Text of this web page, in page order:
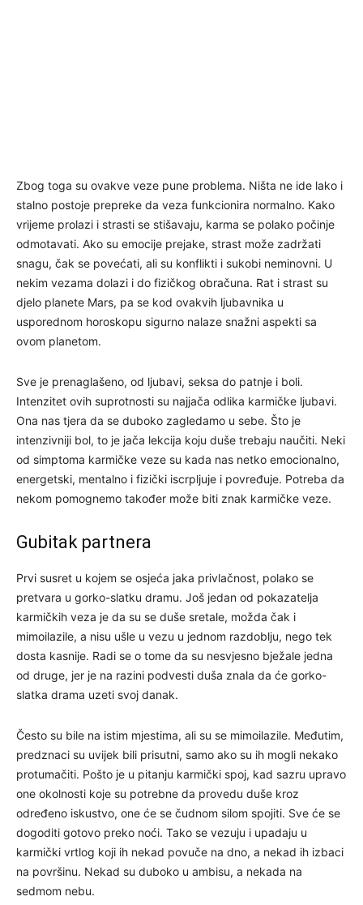
Zbog toga su ovakve veze pune problema. Ništa ne ide lako i
stalno postoje prepreke da veza funkcionira normalno. Kako
vrijeme prolazi i strasti se stišavaju, karma se polako počinje
odmotavati. Ako su emocije prejake, strast može zadržati
snagu, čak se povećati, ali su konflikti i sukobi neminovni. U
nekim vezama dolazi i do fizičkog obračuna. Rat i strast su
djelo planete Mars, pa se kod ovakvih ljubavnika u
usporednom horoskopu sigurno nalaze snažni aspekti sa
ovom planetom.
Sve je prenaglašeno, od ljubavi, seksa do patnje i boli.
Intenzitet ovih suprotnosti su najjača odlika karmičke ljubavi.
Ona nas tjera da se duboko zagledamo u sebe. Što je
intenzivniji bol, to je jača lekcija koju duše trebaju naučiti. Neki
od simptoma karmičke veze su kada nas netko emocionalno,
energetski, mentalno i fizički iscrpljuje i povređuje. Potreba da
nekom pomognemo također može biti znak karmičke veze.
Gubitak partnera
Prvi susret u kojem se osjeća jaka privlačnost, polako se
pretvara u gorko-slatku dramu. Još jedan od pokazatelja
karmičkih veza je da su se duše sretale, možda čak i
mimoilazile, a nisu ušle u vezu u jednom razdoblju, nego tek
dosta kasnije. Radi se o tome da su nesvjesno bježale jedna
od druge, jer je na razini podvesti duša znala da će gorko-
slatka drama uzeti svoj danak.
Često su bile na istim mjestima, ali su se mimoilazile. Međutim,
predznaci su uvijek bili prisutni, samo ako su ih mogli nekako
protumačiti. Pošto je u pitanju karmički spoj, kad sazru upravo
one okolnosti koje su potrebne da provedu duše kroz
određeno iskustvo, one će se čudnom silom spojiti. Sve će se
dogoditi gotovo preko noći. Tako se vezuju i upadaju u
karmički vrtlog koji ih nekad povuče na dno, a nekad ih izbaci
na površinu. Nekad su duboko u ambisu, a nekada na
sedmom nebu.